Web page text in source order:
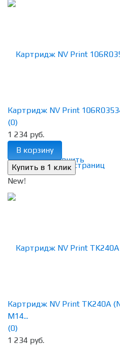
избранное сравнить
Картридж NV Print
(0)
1 234 руб.
В корзину
New!
Картридж NV Print TK240A
M14...
(0)
1 234 руб.